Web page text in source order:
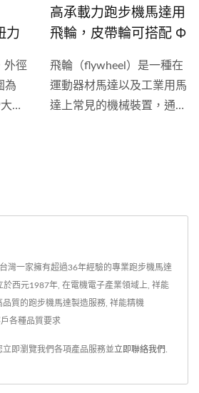
維
不
溫、容易安裝，在結構與原
料上祥能不斷的提升與改進
力
外徑
為
馬
備
過
檢
與
與把
輸出
高承載力跑步機馬達用
飛輪，皮帶輪可搭配 Φ
達外徑
飛輪（flywheel）是一種在
運動器材馬達以及工業用馬
達上常見的機械裝置，通常
列可依照馬達的應用需求來
進行搭配各種尺寸、樣式、
材質的飛輪配件，來產生更
多樣化的動力傳動以及動力
輸出。
灣一家擁有超過36年經驗的專業跑步機馬達
於西元1987年, 在電機電子產業領域上, 祥能
品質的跑步機馬達製造服務, 祥能精機
各種品質要求
立即瀏覽我們各項產品服務並立即聯絡我們